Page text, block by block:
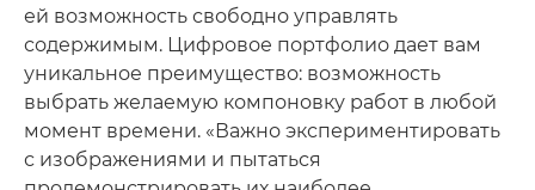
ей возможность свободно управлять
содержимым. Цифровое портфолио дает вам
уникальное преимущество: возможность
выбрать желаемую компоновку работ в любой
момент времени. «Важно экспериментировать
с изображениями и пытаться